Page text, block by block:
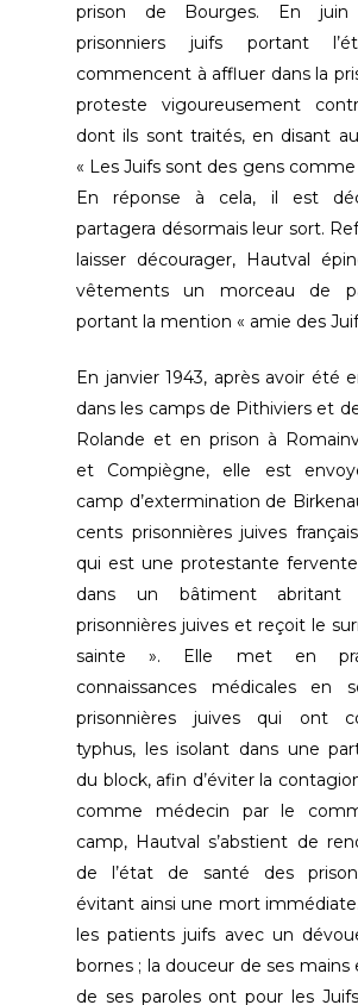
prison de Bourges. En juin
prisonniers juifs portant
commencent à affluer dans la
proteste vigoureusement
dont ils sont traités, en disant
« Les Juifs sont des gens comme
En réponse à cela, il est
partagera désormais leur sort.
laisser décourager, Hautval
vêtements un morceau de
portant la mention « amie des
En janvier 1943, après avoir été
dans les camps de Pithiviers et
Rolande et en prison à
et Compiègne, elle est
camp d’extermination de
cents prisonnières juives
qui est une protestante
dans un bâtiment
prisonnières juives et reçoit le
sainte ». Elle met en
connaissances médicales en
prisonnières juives qui ont
typhus, les isolant dans une
du block, afin d’éviter la
comme médecin par le
camp, Hautval s’abstient de
de l’état de santé des
évitant ainsi une mort
les patients juifs avec un
bornes ; la douceur de ses mains
de ses paroles ont pour les